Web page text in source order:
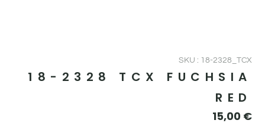
SKU : 18-2328_TCX
18-2328 TCX FUCHSIA
RED
15,00 €